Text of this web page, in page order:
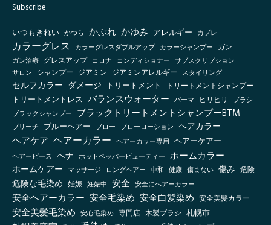
Subscribe
いつもきれい かつら かぶれ かゆみ アレルギー カブレ
カラーグレス カラーグレスダブルアップ カラーシャンプー ガン
ガン治療 グレスアップ コロナ コンディショナー サブスクリプション
サロン シャンプー ジアミン ジアミンアレルギー スタイリング
セルフカラー ダメージ トリートメント
トリートメントシャンプー
トリートメントレス バランスウォーター パーマ ヒリヒリ ブラシ
ブラックシャンプー ブラックトリートメントシャンプーBTM
ブリーチ ブルーヘアー ブロー ブローローション ヘアカラー
ヘアケア ヘアーカラー ヘアーカラー専用 ヘアーケアー
ヘアーピース ヘナ ホットペッパービューティー ホームカラー
ホームケアー マッサージ ロングヘアー 中和 健康 傷まない 傷み 危険
危険な毛染め 妊娠 妊娠中 安全 安全にヘアーカラー
安全ヘアーカラー 安全毛染め 安全白髪染め 安全美髪カラー
安全美髪毛染め 安心毛染め 専門店 木製ブラシ 札幌市